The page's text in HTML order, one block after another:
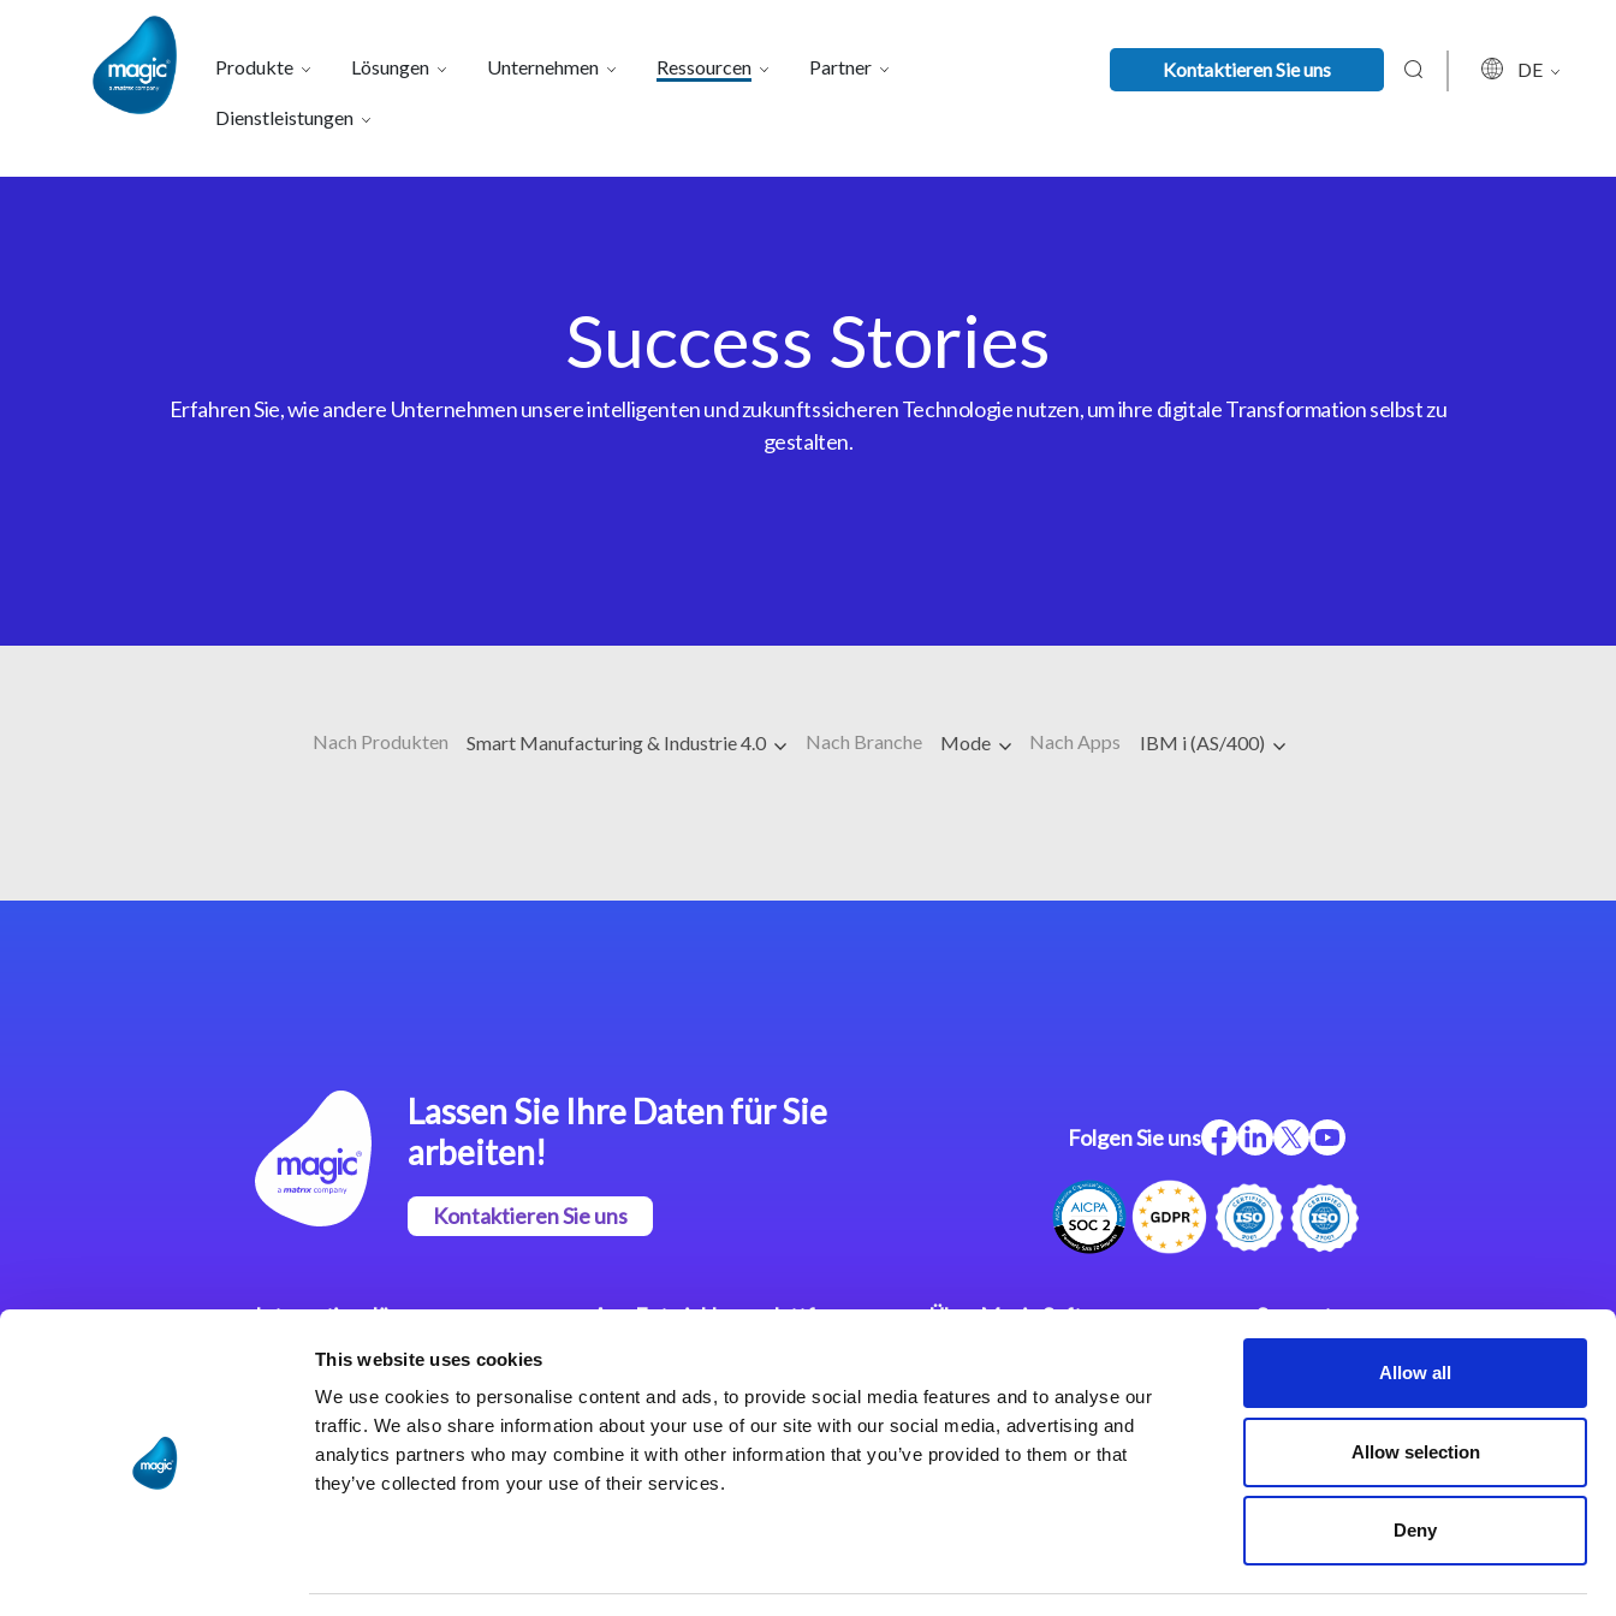
This website uses cookies
We use cookies to personalise content and ads, to provide social media features and to analyse our
traffic. We also share information about your use of our site with our social media, advertising and
analytics partners who may combine it with other information that you’ve provided to them or that
they’ve collected from your use of their services.
Allow all
Allow selection
Deny
Produkte Lösungen Unternehmen Ressourcen Partner
Dienstleistungen
Kontaktieren Sie uns DE
Success Stories
Erfahren Sie, wie andere Unternehmen unsere intelligenten und zukunftssicheren Technologie nutzen, um ihre digitale Transformation selbst zu
gestalten.
Nach Produkten Smart Manufacturing & Industrie 4.0 Nach Branche Mode Nach Apps IBM i (AS/400)
Lassen Sie Ihre Daten für Sie
arbeiten!
Kontaktieren Sie uns
Folgen Sie uns
Integrationslösungen
Magic xpi
Integrationsplattform
App Entwicklungsplattform
Plattform
Magic xpa Web Application
Framework
Über Magic Software
Karriere
Datenschutzerklärung
Weltweite Niederlassungen
Support
Impressum